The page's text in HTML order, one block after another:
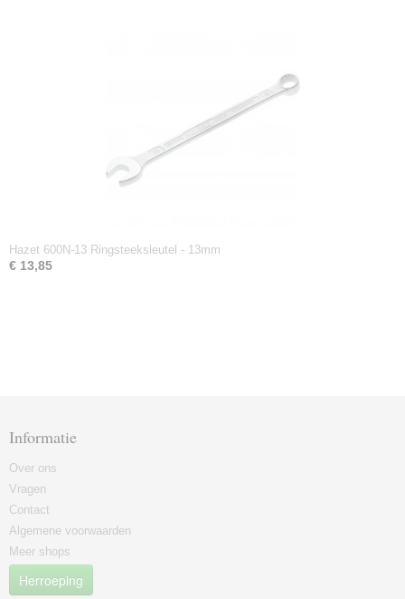
Hazet 600N-13 Ringsteeksleutel - 13mm
€ 13,85
Informatie
Over ons
Vragen
Contact
Algemene voorwaarden
Meer shops
Herroeping